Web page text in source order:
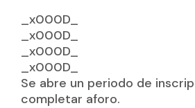
_x000D_
_x000D_
_x000D_
_x000D_
Se abre un periodo de
completar aforo.